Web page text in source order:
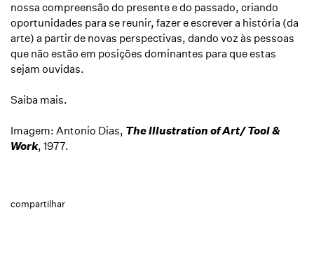
nossa compreensão do presente e do passado, criando
oportunidades para se reunir, fazer e escrever a história (da
arte) a partir de novas perspectivas, dando voz às pessoas
que não estão em posições dominantes para que estas
sejam ouvidas.
Saiba mais.
Imagem: Antonio Dias, The Illustration of Art/ Tool &
Work, 1977.
compartilhar